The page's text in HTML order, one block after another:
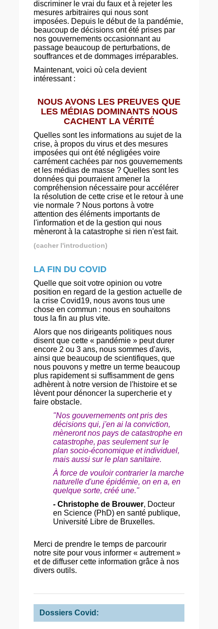
discriminer le vrai du faux et à rejeter les
mesures arbitraires qui nous sont
imposées. Depuis le début de la pandémie,
beaucoup de décisions ont été prises par
nos gouvernements occasionnant au
passage beaucoup de perturbations, de
souffrances et de dommages irréparables.
Maintenant, voici où cela devient
intéressant :
NOUS AVONS LES PREUVES QUE
LES MÉDIAS DOMINANTS NOUS
CACHENT LA VÉRITÉ
Quelles sont les informations au sujet de la
crise, à propos du virus et des mesures
imposées qui ont été négligées voire
carrément cachées par nos gouvernements
et les médias de masse ? Quelles sont les
données qui pourraient amener la
compréhension nécessaire pour accélérer
la résolution de cette crise et le retour à une
vie normale ? Nous portons à votre
attention des éléments importants de
l'information et de la gestion qui nous
mèneront à la catastrophe si rien n'est fait.
(cacher l'introduction)
LA FIN DU COVID
Quelle que soit votre opinion ou votre
position en regard de la gestion actuelle de
la crise Covid19, nous avons tous une
chose en commun : nous en souhaitons
tous la fin au plus vite.
Alors que nos dirigeants politiques nous
disent que cette « pandémie » peut durer
encore 2 ou 3 ans, nous sommes d'avis,
ainsi que beaucoup de scientifiques, que
nous pouvons y mettre un terme beaucoup
plus rapidement si suffisamment de gens
adhèrent à notre version de l'histoire et se
lèvent pour dénoncer la supercherie et y
faire obstacle.
"Nos gouvernements ont pris des
décisions qui, j'en ai la conviction,
mèneront nos pays de catastrophe en
catastrophe, pas seulement sur le
plan socio-économique et individuel,
mais aussi sur le plan sanitaire.
À force de vouloir contrarier la marche
naturelle d'une épidémie, on en a, en
quelque sorte, créé une."
- Christophe de Brouwer, Docteur
en Science (PhD) en santé publique,
Université Libre de Bruxelles.
Merci de prendre le temps de parcourir
notre site pour vous informer « autrement »
et de diffuser cette information grâce à nos
divers outils.
Dossiers Covid: